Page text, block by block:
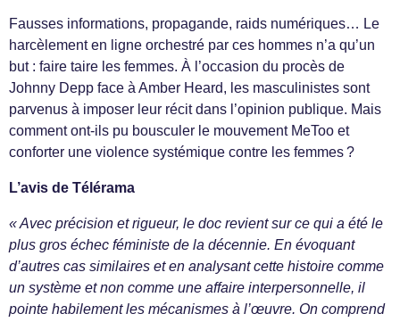
Fausses informations, propagande, raids numériques… Le
harcèlement en ligne orchestré par ces hommes n’a qu’un
but : faire taire les femmes. À l’occasion du procès de
Johnny Depp face à Amber Heard, les masculinistes sont
parvenus à imposer leur récit dans l’opinion publique. Mais
comment ont-ils pu bousculer le mouvement MeToo et
conforter une violence systémique contre les femmes ?
L’avis de Télérama
« Avec précision et rigueur, le doc revient sur ce qui a été le
plus gros échec féministe de la décennie. En évoquant
d’autres cas similaires et en analysant cette histoire comme
un système et non comme une affaire interpersonnelle, il
pointe habilement les mécanismes à l’œuvre. On comprend